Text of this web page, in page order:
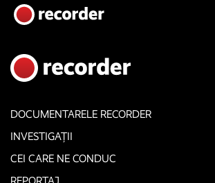
DOCUMENTARELE RECORDER
INVESTIGAȚII
CEI CARE NE CONDUC